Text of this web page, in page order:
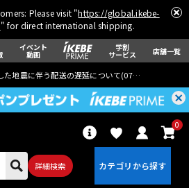
Please visit "https://global.ikebe-
" for direct international shipping.
イベント
動画
学割
サービス 店舗一覧
た地震に伴う配送の遅延について(07月29日
詳細検索
0